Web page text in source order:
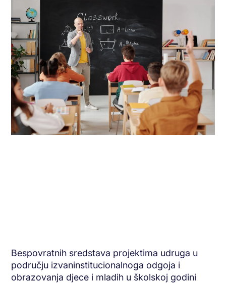
Bespovratnih sredstava projektima udruga u
području izvaninstitucionalnoga odgoja i
obrazovanja djece i mladih u školskoj godini